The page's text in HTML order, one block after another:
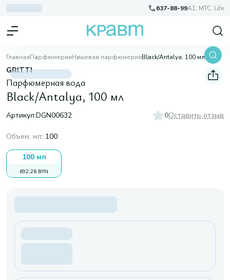
637-88-99A1, МТС, Life
ГлавнаяПарфюмерияНишевая парфюмерияBlack/Antalya, 100 мл
GRITTI
Парфюмерная вода
Black/Antalya, 100 мл
Артикул:DGN00632 0Оставить отзыв
Объем, мл: 100
100 мл
692,26 BYN